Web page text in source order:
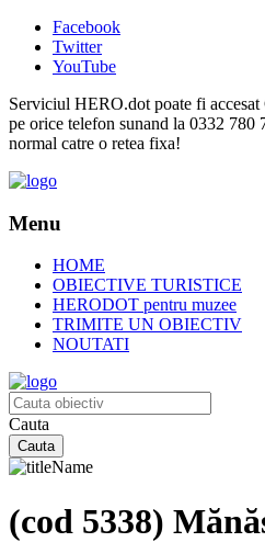
Facebook
Twitter
YouTube
Serviciul HERO.dot poate fi
pe orice telefon sunand la 0332 780
normal catre o retea fixa!
Menu
HOME
OBIECTIVE TURISTICE
HERODOT pentru muzee
TRIMITE UN OBIECTIV
NOUTATI
Cauta
(cod 5338)